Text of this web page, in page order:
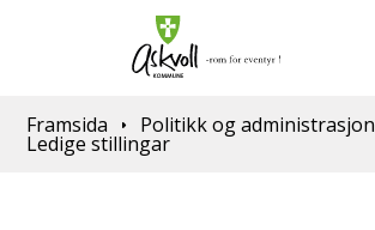
Du er her:
Framsida Politikk og administrasjon
Ledige stillingar